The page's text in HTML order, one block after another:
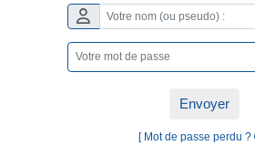
Envoyer
[ Mot de passe perdu ?